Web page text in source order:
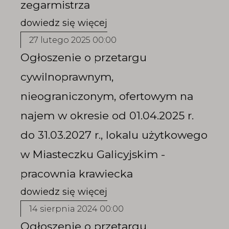
zegarmistrza
27 lutego 2025 00:00
Ogłoszenie o przetargu
cywilnoprawnym,
nieograniczonym, ofertowym na
najem w okresie od 01.04.2025 r.
do 31.03.2027 r., lokalu użytkowego
w Miasteczku Galicyjskim -
pracownia krawiecka
14 sierpnia 2024 00:00
Ogłoszenie o przetargu